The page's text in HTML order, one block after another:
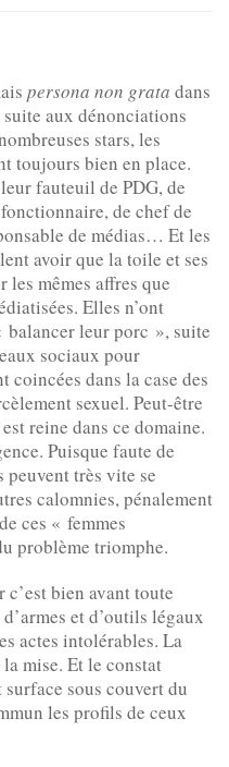
persona non grata dans
aux dénonciations
stars, les
toujours bien en place.
fauteuil de PDG, de
de chef de
de médias… Et les
avoir que la toile et ses
mêmes affres que
Elles n’ont
balancer leur porc », suite
sociaux pour
coincées dans la case des
sexuel. Peut-être
reine dans ce domaine.
Puisque faute de
très vite se
calomnies, pénalement
ces « femmes
problème triomphe.
c’est bien avant toute
et d’outils légaux
actes intolérables. La
mise. Et le constat
sous couvert du
les profils de ceux